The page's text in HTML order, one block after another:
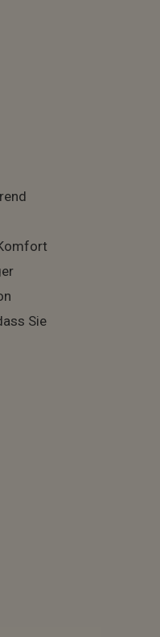
Sie